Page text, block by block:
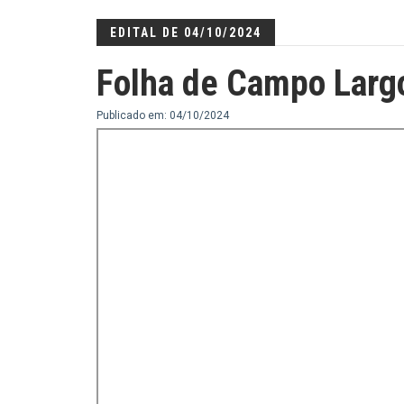
EDITAL DE 04/10/2024
Folha de Campo
Publicado em: 04/10/2024